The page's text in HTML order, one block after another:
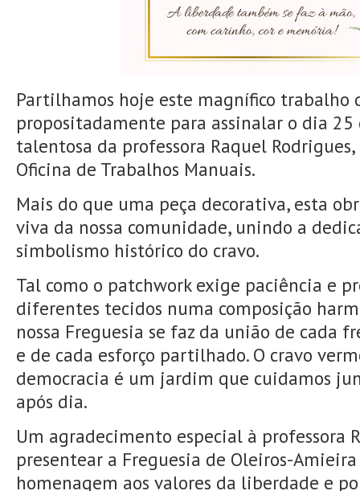
Partilhamos hoje este magnífico trabalho
propositadamente para assinalar o dia
talentosa da professora Raquel
Oficina de Trabalhos Manuais.
Mais do que uma peça decorativa, esta
viva da nossa comunidade, unindo a
simbolismo histórico do cravo.
Tal como o patchwork exige paciência e
diferentes tecidos numa composição
nossa Freguesia se faz da união de cada
e de cada esforço partilhado. O cravo
democracia é um jardim que cuidamos
após dia.
Um agradecimento especial à professora
presentear a Freguesia de Oleiros-
homenagem aos valores da liberdade e